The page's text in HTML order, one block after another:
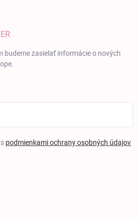
budeme zasielať informácie o nových
podmienkami ochrany osobných údajov